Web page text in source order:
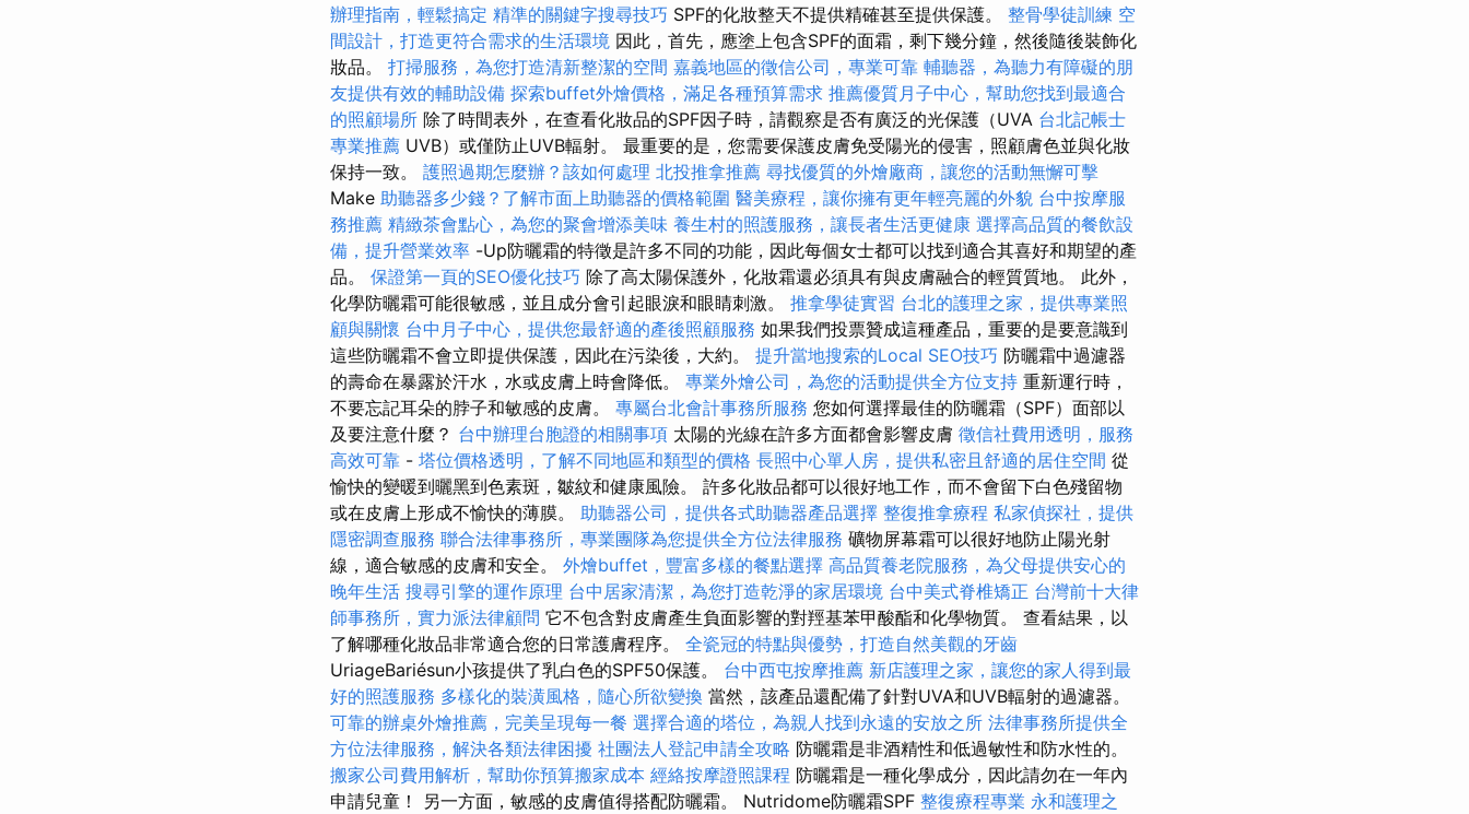
辦理指南，輕鬆搞定 精準的關鍵字搜尋技巧 SPF的化妝整天不提供精確甚至提供保護。 整骨學徒訓練 空
間設計，打造更符合需求的生活環境 因此，首先，應塗上包含SPF的面霜，剩下幾分鐘，然後隨後裝飾化
妝品。 打掃服務，為您打造清新整潔的空間 嘉義地區的徵信公司，專業可靠 輔聽器，為聽力有障礙的朋
友提供有效的輔助設備 探索buffet外燴價格，滿足各種預算需求 推薦優質月子中心，幫助您找到最適合
的照顧場所 除了時間表外，在查看化妝品的SPF因子時，請觀察是否有廣泛的光保護（UVA 台北記帳士
專業推薦 UVB）或僅防止UVB輻射。 最重要的是，您需要保護皮膚免受陽光的侵害，照顧膚色並與化妝
保持一致。 護照過期怎麼辦？該如何處理 北投推拿推薦 尋找優質的外燴廠商，讓您的活動無懈可擊
Make 助聽器多少錢？了解市面上助聽器的價格範圍 醫美療程，讓你擁有更年輕亮麗的外貌 台中按摩服
務推薦 精緻茶會點心，為您的聚會增添美味 養生村的照護服務，讓長者生活更健康 選擇高品質的餐飲設
備，提升營業效率 -Up防曬霜的特徵是許多不同的功能，因此每個女士都可以找到適合其喜好和期望的產
品。 保證第一頁的SEO優化技巧 除了高太陽保護外，化妝霜還必須具有與皮膚融合的輕質質地。 此外，
化學防曬霜可能很敏感，並且成分會引起眼淚和眼睛刺激。 推拿學徒實習 台北的護理之家，提供專業照
顧與關懷 台中月子中心，提供您最舒適的產後照顧服務 如果我們投票贊成這種產品，重要的是要意識到
這些防曬霜不會立即提供保護，因此在污染後，大約。 提升當地搜索的Local SEO技巧 防曬霜中過濾器
的壽命在暴露於汗水，水或皮膚上時會降低。 專業外燴公司，為您的活動提供全方位支持 重新運行時，
不要忘記耳朵的脖子和敏感的皮膚。 專屬台北會計事務所服務 您如何選擇最佳的防曬霜（SPF）面部以
及要注意什麼？ 台中辦理台胞證的相關事項 太陽的光線在許多方面都會影響皮膚 徵信社費用透明，服務
高效可靠 - 塔位價格透明，了解不同地區和類型的價格 長照中心單人房，提供私密且舒適的居住空間 從
愉快的變暖到曬黑到色素斑，皺紋和健康風險。 許多化妝品都可以很好地工作，而不會留下白色殘留物
或在皮膚上形成不愉快的薄膜。 助聽器公司，提供各式助聽器產品選擇 整復推拿療程 私家偵探社，提供
隱密調查服務 聯合法律事務所，專業團隊為您提供全方位法律服務 礦物屏幕霜可以很好地防止陽光射
線，適合敏感的皮膚和安全。 外燴buffet，豐富多樣的餐點選擇 高品質養老院服務，為父母提供安心的
晚年生活 搜尋引擎的運作原理 台中居家清潔，為您打造乾淨的家居環境 台中美式脊椎矯正 台灣前十大律
師事務所，實力派法律顧問 它不包含對皮膚產生負面影響的對羥基苯甲酸酯和化學物質。 查看結果，以
了解哪種化妝品非常適合您的日常護膚程序。 全瓷冠的特點與優勢，打造自然美觀的牙齒
UriageBariésun小孩提供了乳白色的SPF50保護。 台中西屯按摩推薦 新店護理之家，讓您的家人得到最
好的照護服務 多樣化的裝潢風格，隨心所欲變換 當然，該產品還配備了針對UVA和UVB輻射的過濾器。
可靠的辦桌外燴推薦，完美呈現每一餐 選擇合適的塔位，為親人找到永遠的安放之所 法律事務所提供全
方位法律服務，解決各類法律困擾 社團法人登記申請全攻略 防曬霜是非酒精性和低過敏性和防水性的。
搬家公司費用解析，幫助你預算搬家成本 經絡按摩證照課程 防曬霜是一種化學成分，因此請勿在一年內
申請兒童！ 另一方面，敏感的皮膚值得搭配防曬霜。 Nutridome防曬霜SPF 整復療程專業 永和護理之